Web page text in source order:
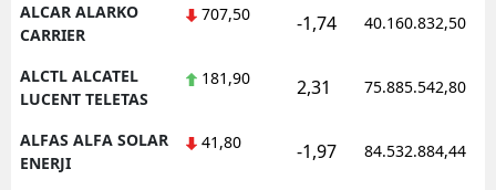
ALCAR ALARKO
CARRIER
707,50 -1,74 40.160.832,50
ALCTL ALCATEL
LUCENT TELETAS
181,90 2,31 75.885.542,80
ALFAS ALFA SOLAR
ENERJI
41,80 -1,97 84.532.884,44